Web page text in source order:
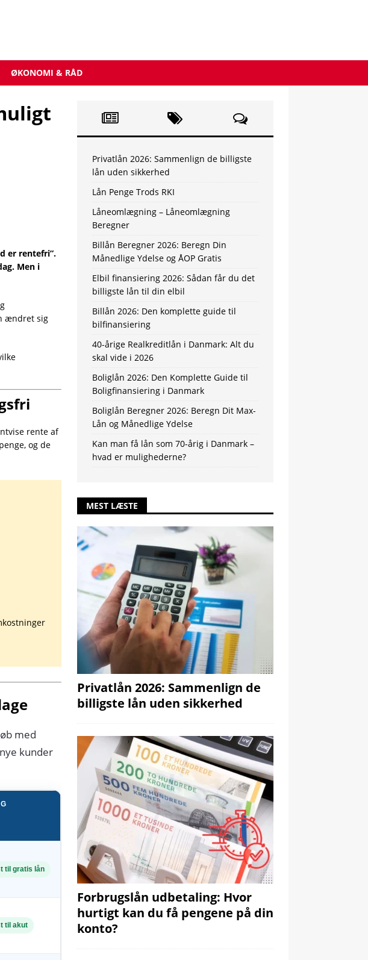
ØKONOMI & RÅD
er rentefri”.
Men i
ændret sig
rente af
og de
med
kunder
til gratis lån
til akut
Privatlån 2026: Sammenlign de billigste
lån uden sikkerhed
Lån Penge Trods RKI
Låneomlægning – Låneomlægning
Beregner
Billån Beregner 2026: Beregn Din
Månedlige Ydelse og ÅOP Gratis
Elbil finansiering 2026: Sådan får du det
billigste lån til din elbil
Billån 2026: Den komplette guide til
bilfinansiering
40-årige Realkreditlån i Danmark: Alt du
skal vide i 2026
Boliglån 2026: Den Komplette Guide til
Boligfinansiering i Danmark
Boliglån Beregner 2026: Beregn Dit Max-
Lån og Månedlige Ydelse
Kan man få lån som 70-årig i Danmark –
hvad er mulighederne?
MEST LÆSTE
Privatlån 2026: Sammenlign de
billigste lån uden sikkerhed
Forbrugslån udbetaling: Hvor
hurtigt kan du få pengene på din
konto?